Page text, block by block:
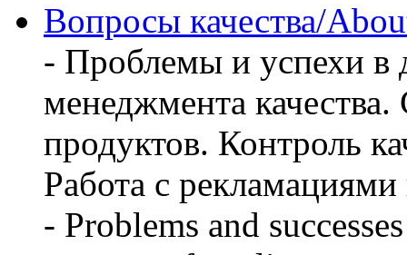
Вопросы качества/
- Проблемы и успехи в
менеджмента
продуктов. Контроль
Работа с рекламациями
- Problems and